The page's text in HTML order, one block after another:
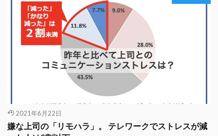
2021年6月22日
嫌な上司の「リモハラ」。 テレワークでストレスが減